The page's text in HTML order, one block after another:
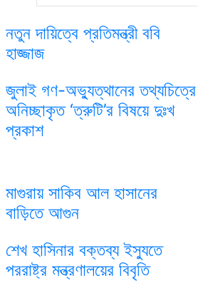
নতুন দায়িত্বে প্রতিমন্ত্রী ববি
হাজ্জাজ
জুলাই গণ-অভ্যুত্থানের তথ্যচিত্রে
অনিচ্ছাকৃত ‘ত্রুটি’র বিষয়ে দুঃখ
প্রকাশ
মাগুরায় সাকিব আল হাসানের
বাড়িতে আগুন
শেখ হাসিনার বক্তব্য ইস্যুতে
পররাষ্ট্র মন্ত্রণালয়ের বিবৃতি